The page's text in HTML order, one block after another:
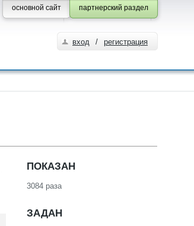
партнерский раздел
основной сайт
вход / регистрация
ПОКАЗАН
3084 раза
ЗАДАН